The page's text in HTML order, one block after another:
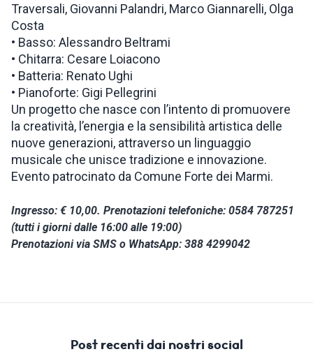
Traversali, Giovanni Palandri, Marco Giannarelli, Olga
Costa
• Basso: Alessandro Beltrami
• Chitarra: Cesare Loiacono
• Batteria: Renato Ughi
• Pianoforte: Gigi Pellegrini
Un progetto che nasce con l’intento di promuovere
la creatività, l’energia e la sensibilità artistica delle
nuove generazioni, attraverso un linguaggio
musicale che unisce tradizione e innovazione.
Evento patrocinato da Comune Forte dei Marmi.
Ingresso: € 10,00. Prenotazioni telefoniche: 0584 787251
(tutti i giorni dalle 16:00 alle 19:00)
Prenotazioni via SMS o WhatsApp: 388 4299042
Post recenti dai nostri social